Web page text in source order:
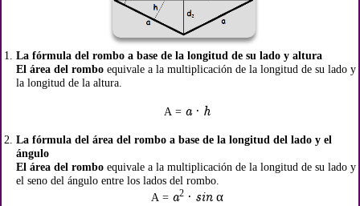
La fórmula del rombo a base de la longitud de su lado y altura
El área del rombo equivale a la multiplicación de la longitud de su lado y
la longitud de la altura.
A = a · h
La fórmula del área del rombo a base de la longitud del lado y el
ángulo
El área del rombo equivale a la multiplicación de la longitud de su lado y
el seno del ángulo entre los lados del rombo.
A = a2 · sin α